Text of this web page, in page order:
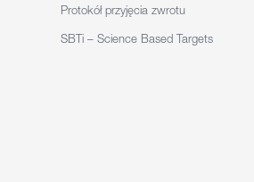
Protokół przyjęcia zwrotu
SBTi – Science Based Targets